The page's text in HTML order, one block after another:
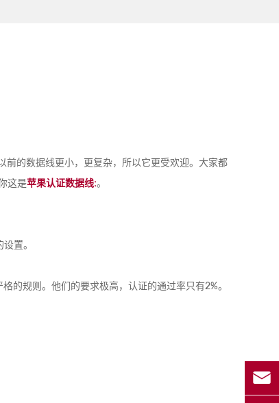
的数据线更小，更复杂，所以它更受欢迎。大家都
这是苹果认证数据线:。
置。
的规则。他们的要求极高，认证的通过率只有2%。
